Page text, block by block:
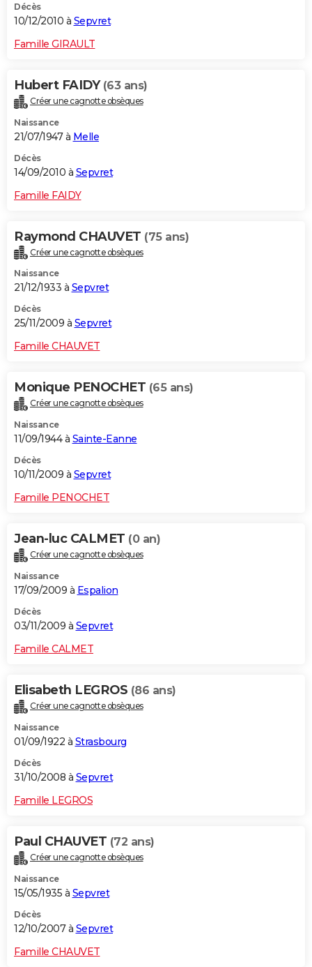
Décès
10/12/2010 à Sepvret
Famille GIRAULT
Hubert FAIDY (63 ans)
Créer une cagnotte obsèques
Naissance
21/07/1947 à Melle
Décès
14/09/2010 à Sepvret
Famille FAIDY
Raymond CHAUVET (75 ans)
Créer une cagnotte obsèques
Naissance
21/12/1933 à Sepvret
Décès
25/11/2009 à Sepvret
Famille CHAUVET
Monique PENOCHET (65 ans)
Créer une cagnotte obsèques
Naissance
11/09/1944 à Sainte-Eanne
Décès
10/11/2009 à Sepvret
Famille PENOCHET
Jean-luc CALMET (0 an)
Créer une cagnotte obsèques
Naissance
17/09/2009 à Espalion
Décès
03/11/2009 à Sepvret
Famille CALMET
Elisabeth LEGROS (86 ans)
Créer une cagnotte obsèques
Naissance
01/09/1922 à Strasbourg
Décès
31/10/2008 à Sepvret
Famille LEGROS
Paul CHAUVET (72 ans)
Créer une cagnotte obsèques
Naissance
15/05/1935 à Sepvret
Décès
12/10/2007 à Sepvret
Famille CHAUVET